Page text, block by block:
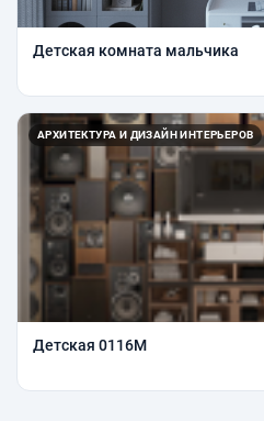
Детская комната мальчика
АРХИТЕКТУРА И ДИЗАЙН ИНТЕРЬЕРОВ
Детская 0116М